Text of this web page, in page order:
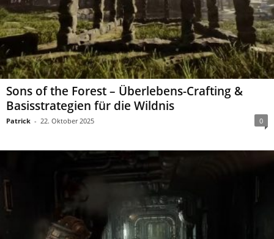
Sons of the Forest – Überlebens-Crafting &
Basisstrategien für die Wildnis
Patrick - 22. Oktober 2025 0